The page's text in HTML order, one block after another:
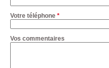
Votre téléphone *
Vos commentaires